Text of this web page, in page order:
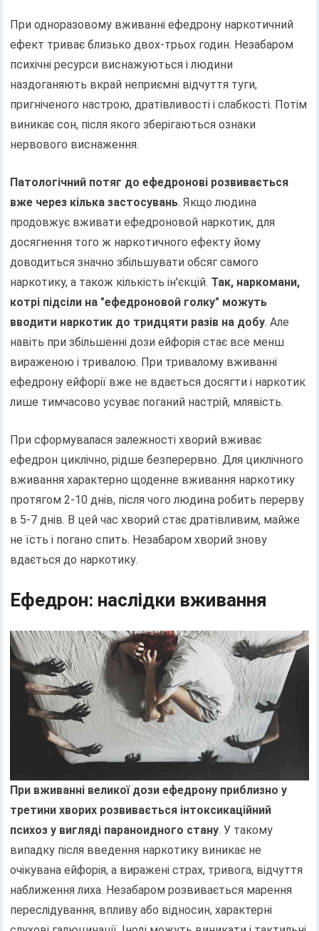
При одноразовому вживанні ефедрону наркотичний
ефект триває близько двох-трьох годин. Незабаром
психічні ресурси виснажуються і людини
наздоганяють вкрай неприємні відчуття туги,
пригніченого настрою, дратівливості і слабкості. Потім
виникає сон, після якого зберігаються ознаки
нервового виснаження.
Патологічний потяг до ефедронові розвивається
вже через кілька застосувань. Якщо людина
продовжує вживати ефедроновой наркотик, для
досягнення того ж наркотичного ефекту йому
доводиться значно збільшувати обсяг самого
наркотику, а також кількість ін'єкцій. Так, наркомани,
котрі підсіли на "ефедроновой голку" можуть
вводити наркотик до тридцяти разів на добу. Але
навіть при збільшенні дози ейфорія стає все менш
вираженою і тривалою. При тривалому вживанні
ефедрону ейфорії вже не вдається досягти і наркотик
лише тимчасово усуває поганий настрій, млявість.
При сформувалася залежності хворий вживає
ефедрон циклічно, рідше безперервно. Для циклічного
вживання характерно щоденне вживання наркотику
протягом 2-10 днів, після чого людина робить перерву
в 5-7 днів. В цей час хворий стає дратівливим, майже
не їсть і погано спить. Незабаром хворий знову
вдається до наркотику.
Ефедрон: наслідки вживання
При вживанні великої дози ефедрону приблизно у
третини хворих розвивається інтоксикаційний
психоз у вигляді параноидного стану. У такому
випадку після введення наркотику виникає не
очікувана ейфорія, а виражені страх, тривога, відчуття
наближення лиха. Незабаром розвивається марення
переслідування, впливу або відносин, характерні